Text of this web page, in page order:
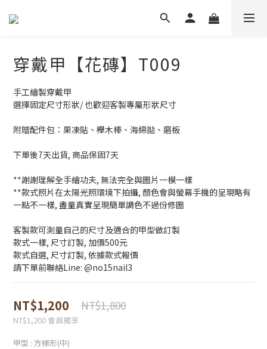
穿戴甲【花磚】T009
手工繪製穿戴甲
選擇固定尺寸形狀/ 也歡迎客製專屬形狀尺寸
附贈配件包：果凍貼、櫸木棒、海綿拋、磨板
下單後7天出貨, 商品保固7天
**謝謝理解全手繪功夫, 無法完全與圖片一模一樣
**款式照片在太陽光照環境下拍攝, 顏色會與螢幕手機的呈現略有
一點不一樣, 盡量真實呈現簡單調色不過份修圖
客製款可測量自己的尺寸及適合的甲型做訂製
款式一樣, 尺寸訂製, 加價500元
款式自選, 尺寸訂製, 依據款式報價
請下單前聯絡Line: @no15nail3
NT$1,200 NT$1,800
NT$1,200 會員獨享
甲型 : 方梯形(中)